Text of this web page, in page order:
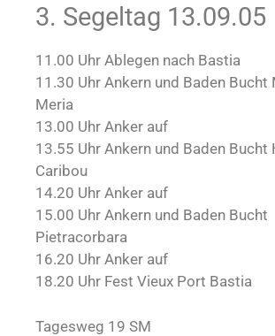
3. Segeltag 13.09.05
11.00 Uhr Ablegen nach Bastia
11.30 Uhr Ankern und Baden Bucht
Meria
13.00 Uhr Anker auf
13.55 Uhr Ankern und Baden Bucht
Caribou
14.20 Uhr Anker auf
15.00 Uhr Ankern und Baden Bucht
Pietracorbara
16.20 Uhr Anker auf
18.20 Uhr Fest Vieux Port Bastia
Tagesweg 19 SM